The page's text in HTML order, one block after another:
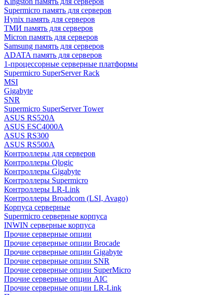
Supermicro память для серверов
Hynix память для серверов
ТМИ память для серверов
Micron память для серверов
Samsung память для серверов
ADATA память для серверов
1-процессорные серверные платформы
Supermicro SuperServer Rack
MSI
Gigabyte
SNR
Supermicro SuperServer Tower
ASUS RS520A
ASUS ESC4000A
ASUS RS300
ASUS RS500A
Контроллеры для серверов
Контроллеры Qlogic
Контроллеры Gigabyte
Контроллеры Supermicro
Контроллеры LR-Link
Контроллеры Broadcom (LSI, Avago)
Корпуса серверные
Supermicro серверные корпуса
INWIN серверные корпуса
Прочие серверные опции
Прочие серверные опции Brocade
Прочие серверные опции Gigabyte
Прочие серверные опции SNR
Прочие серверные опции SuperMicro
Прочие серверные опции AIC
Прочие серверные опции LR-Link